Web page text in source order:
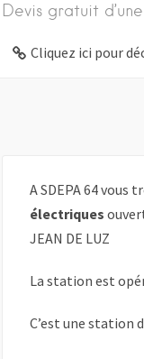
Devis gratuit
Cliquez ici pour
A SDEPA 64
électriques
JEAN DE LUZ
La station est
C’est une station